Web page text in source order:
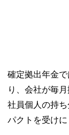
確定拠出年金
り、会社が毎
社員個人の持
パクトを受けに